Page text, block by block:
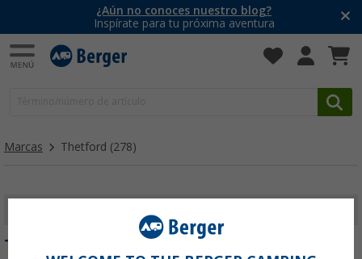
¿Aún no conoces nuestro blog?
Inspírate para tu próxima aventura
Marcas Thetford (278)
THETFORD